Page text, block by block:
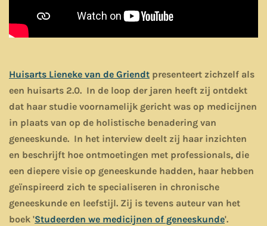
Huisarts Lieneke van de Griendt presenteert zichzelf als
een huisarts 2.0. In de loop der jaren heeft zij ontdekt
dat haar studie voornamelijk gericht was op medicijnen
in plaats van op de holistische benadering van
geneeskunde. In het interview deelt zij haar inzichten
en beschrijft hoe ontmoetingen met professionals, die
een diepere visie op geneeskunde hadden, haar hebben
geïnspireerd zich te specialiseren in chronische
geneeskunde en leefstijl. Zij is tevens auteur van het
boek 'Studeerden we medicijnen of geneeskunde'.